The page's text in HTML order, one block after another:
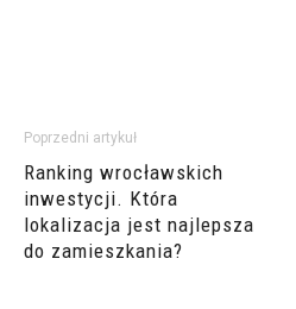
Poprzedni artykuł
Ranking wrocławskich
inwestycji. Która
lokalizacja jest najlepsza
do zamieszkania?